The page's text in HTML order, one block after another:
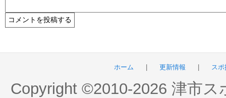
ホーム 更新情報 ス
Copyright ©2010-2026 津市